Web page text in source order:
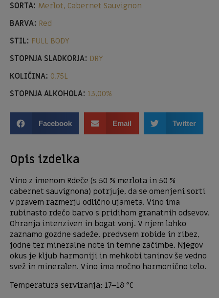
SORTA: Merlot, Cabernet Sauvignon
BARVA: Red
STIL: FULL BODY
STOPNJA SLADKORJA: DRY
KOLIČINA: 0,75L
STOPNJA ALKOHOLA: 13,00%
Facebook Email Twitter
Opis izdelka
Vino z imenom Rdeče (s 50 % merlota in 50 %
cabernet sauvignona) potrjuje, da se omenjeni sorti
v pravem razmerju odlično ujameta. Vino ima
rubinasto rdečo barvo s pridihom granatnih odsevov.
Ohranja intenziven in bogat vonj. V njem lahko
zaznamo gozdne sadeže, predvsem robide in ribez,
jodne ter mineralne note in temne začimbe. Njegov
okus je kljub harmoniji in mehkobi taninov še vedno
svež in mineralen. Vino ima močno harmonično telo.
Temperatura serviranja: 17–18 °C